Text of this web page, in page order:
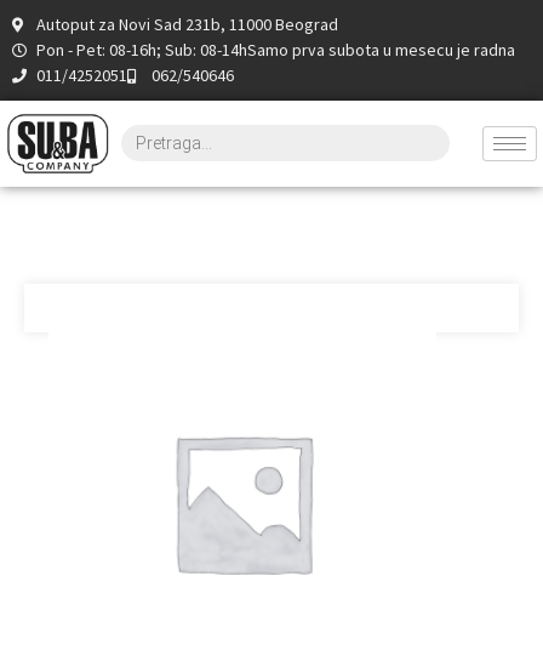
Autoput za Novi Sad 231b, 11000 Beograd
Pon - Pet: 08-16h; Sub: 08-14hSamo prva subota u mesecu je radna
011/4252051
062/540646